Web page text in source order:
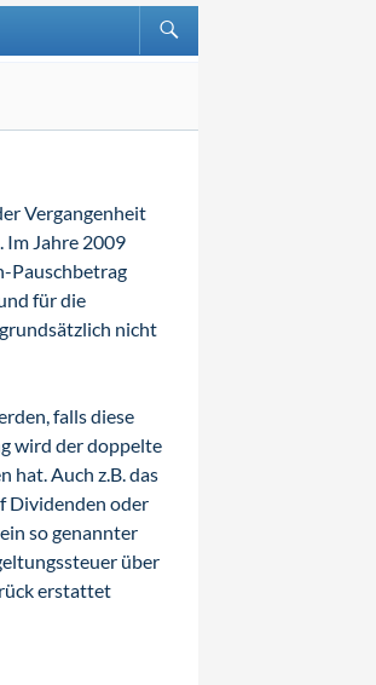
Vergangenheit
Im Jahre 2009
Pauschbetrag
für die
nicht
falls diese
wird der doppelte
hat. Auch z.B. das
Dividenden oder
so genannter
über
erstattet